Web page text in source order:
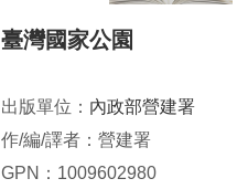
臺灣國家公園
出版單位： 內政部營建署
作/編/譯者：營建署
GPN：1009602980